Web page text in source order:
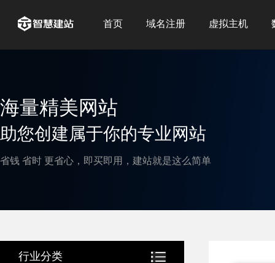
首页 域名注册 虚拟主机
海量精美网站
助您创建属于你的专业网站
省钱 省时 更省心，即买即用，建站就是这么简单
行业分类